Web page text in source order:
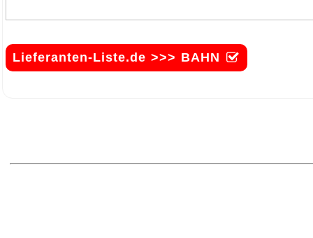
Lieferanten-Liste.de >>> BAHN